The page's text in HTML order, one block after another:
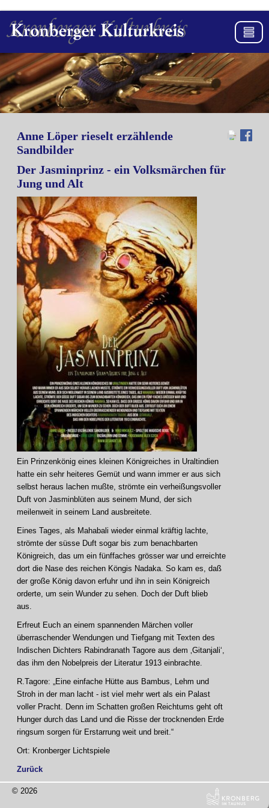
Anne Löper rieselt erzählende
Sandbilder
Der Jasminprinz - ein Volksmärchen für
Jung und Alt
Ein Prinzenkönig eines kleinen Königreiches in Uraltindien
hatte ein sehr heiteres Gemüt und wann immer er aus sich
selbst heraus lachen mußte, strömte ein verheißungsvoller
Duft von Jasminblüten aus seinem Mund, der sich
meilenweit in seinem Land ausbreitete.
Eines Tages, als Mahabali wieder einmal kräftig lachte,
strömte der süsse Duft sogar bis zum benachbarten
Königreich, das um ein fünffaches grösser war und erreichte
dort die Nase des reichen Köngis Nadaka. So kam es, daß
der große König davon erfuhr und ihn in sein Königreich
orderte, um sein Wunder zu sehen. Doch der Duft blieb
aus.
Erfreut Euch an einem spannenden Märchen voller
überraschender Wendungen und Tiefgang mit Texten des
Indischen Dichters Rabindranath Tagore aus dem ‚Gitanjali‘,
das ihm den Nobelpreis der Literatur 1913 einbrachte.
R.Tagore: „Eine einfache Hütte aus Bambus, Lehm und
Stroh in der man lacht - ist viel mehr wert als ein Palast
voller Pracht. Denn im Schatten großen Reichtums geht oft
Hunger durch das Land und die Risse der trocknenden Erde
ringsum sorgen für Erstarrung weit und breit.“
Ort: Kronberger Lichtspiele
Zurück
© 2026